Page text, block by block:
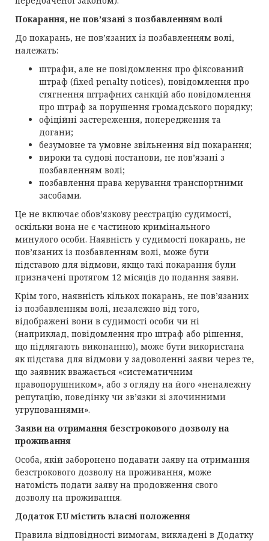
Покарання, не пов’язані з позбавленням волі
До покарань, не пов’язаних із позбавленням волі,
належать:
штрафи, але не повідомлення про фіксований
штраф (fixed penalty notices), повідомлення про
стягнення штрафних санкцій або повідомлення
про штраф за порушення громадського порядку;
офіційні застереження, попередження та
догани;
безумовне та умовне звільнення від покарання;
вироки та судові постанови, не пов’язані з
позбавленням волі;
позбавлення права керування транспортними
засобами.
Це не включає обов’язкову реєстрацію судимості,
оскільки вона не є частиною кримінального
минулого особи. Наявність у судимості покарань, не
пов’язаних із позбавленням волі, може бути
підставою для відмови, якщо такі покарання були
призначені протягом 12 місяців до подання заяви.
Крім того, наявність кількох покарань, не пов’язаних
із позбавленням волі, незалежно від того,
відображені вони в судимості особи чи ні
(наприклад, повідомлення про штраф або рішення,
що підлягають виконанню), може бути використана
як підстава для відмови у задоволенні заяви через те,
що заявник вважається «систематичним
правопорушником», або з огляду на його «неналежну
репутацію, поведінку чи зв’язки зі злочинними
угрупованнями».
Заяви на отримання безстрокового дозволу на
проживання
Особа, якій заборонено подавати заяву на отримання
безстрокового дозволу на проживання, може
натомість подати заяву на продовження свого
дозволу на проживання.
Додаток EU містить власні положення
Правила відповідності вимогам, викладені в Додатку